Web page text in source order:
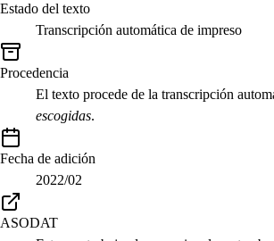
Estado del texto
Transcripción automática de impreso
Procedencia
El texto procede de la transcripción
escogidas.
Fecha de adición
2022/02
ASODAT